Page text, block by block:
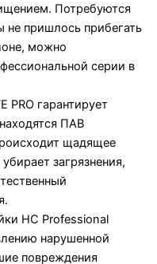
Потребуются
пришлось прибегать
можно
серии в
PRO гарантирует
ПАВ
щадящее
загрязнения,
HC Professional
нарушенной
повреждения